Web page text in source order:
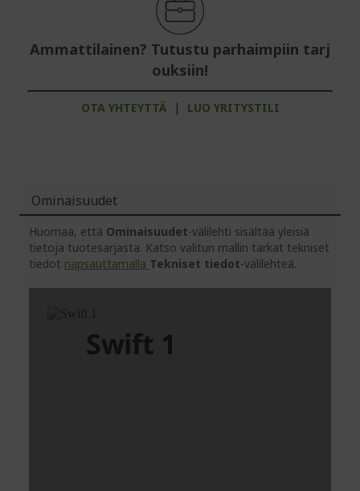
Ammattilainen? Tutustu parhaimpiin tarj
ouksiin!
OTA YHTEYTTÄ | LUO YRITYSTILI
Ominaisuudet
Huomaa, että Ominaisuudet-välilehti sisältää yleisiä
tietoja tuotesarjasta. Katso valitun mallin tarkat tekniset
tiedot napsauttamalla Tekniset tiedot-välilehteä.